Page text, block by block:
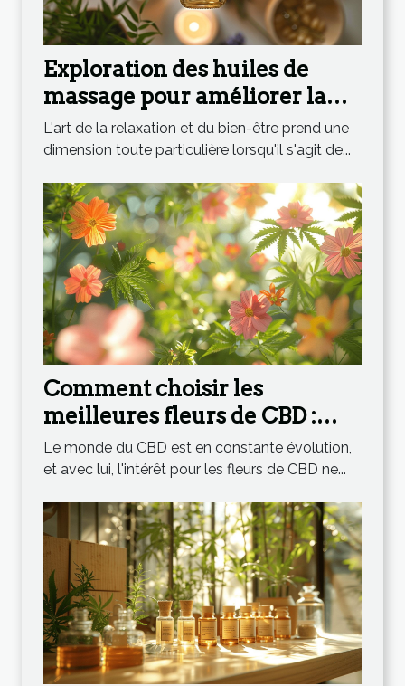
Exploration des huiles de
massage pour améliorer la
détente intime
L'art de la relaxation et du bien-être prend une
dimension toute particulière lorsqu'il s'agit de...
Comment choisir les
meilleures fleurs de CBD :
guide et conseils
Le monde du CBD est en constante évolution,
et avec lui, l'intérêt pour les fleurs de CBD ne...